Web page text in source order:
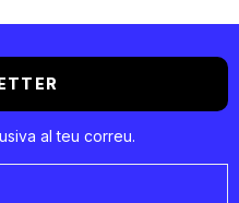
al teu correu.